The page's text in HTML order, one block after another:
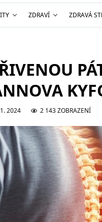
ZDRAVÍ ZDRAVÁ
2024 2 143 ZOBRAZENÍ